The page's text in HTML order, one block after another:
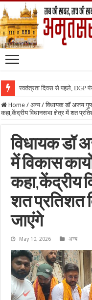
स्वतंत्रता दिवस से पहले, DGP
Home / अन्य / विधायक डॉ अजय
कहा,केंद्रीय विधानसभा क्षेत्र में शत
विधायक डॉ
में विकास
कहा,केंद्रीय
शत प्रतिशत
जाएंगे
May 10, 2026 अन्य